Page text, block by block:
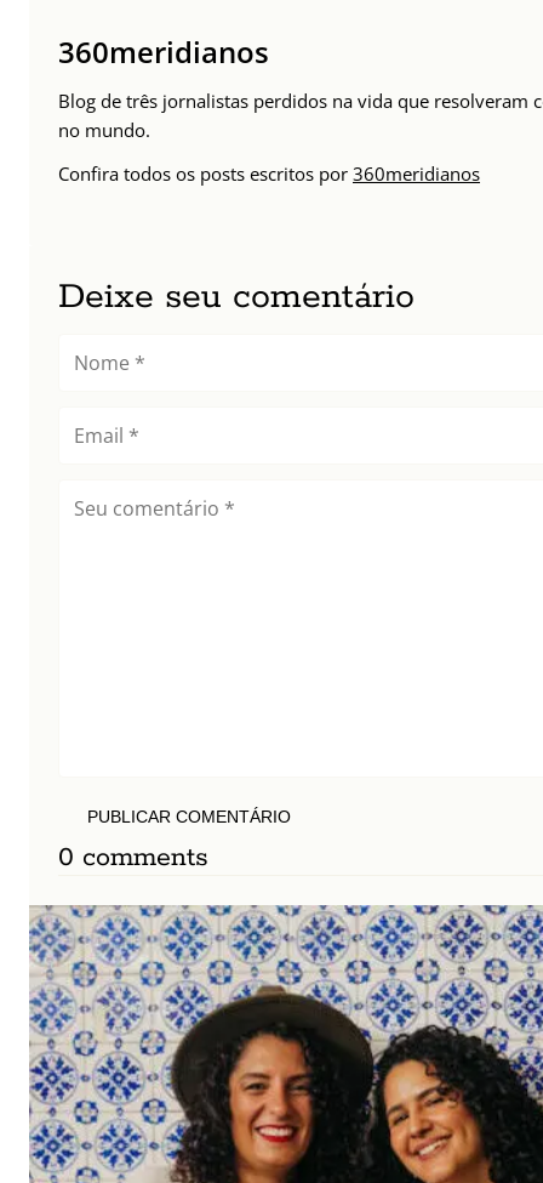
360meridianos
Blog de três jornalistas perdidos na vida que resolveram
no mundo.
Confira todos os posts escritos por 360meridianos
Deixe seu comentário
PUBLICAR COMENTÁRIO
0 comments